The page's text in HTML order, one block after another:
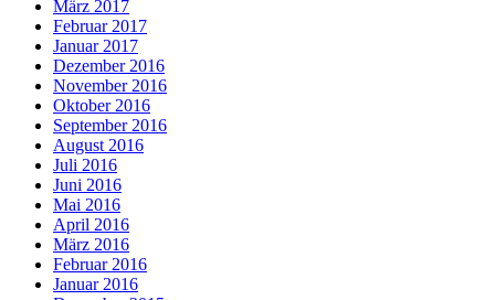
März 2017
Februar 2017
Januar 2017
Dezember 2016
November 2016
Oktober 2016
September 2016
August 2016
Juli 2016
Juni 2016
Mai 2016
April 2016
März 2016
Februar 2016
Januar 2016